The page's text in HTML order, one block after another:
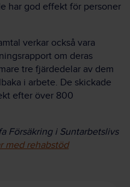
har god effekt för personer
verkar också vara
om deras
tre fjärdedelar av dem
i arbete. De skickade
efter över 800
Försäkring i Suntarbetslivs
med rehabstöd